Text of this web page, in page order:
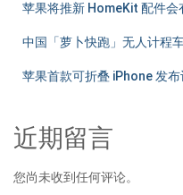
苹果将推新 HomeKit 配件会
中国「萝卜快跑」无人计程
苹果首款可折叠 iPhone 发
近期留言
您尚未收到任何评论。